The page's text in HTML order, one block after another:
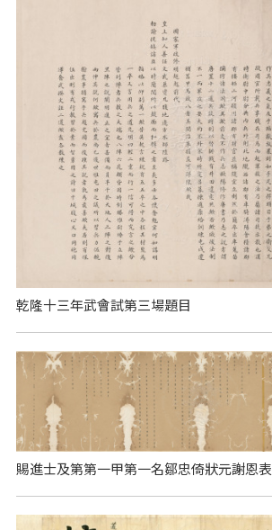
乾隆十三年武會試第三場題目
賜進士及第第一甲第一名鄒忠倚狀元謝恩表